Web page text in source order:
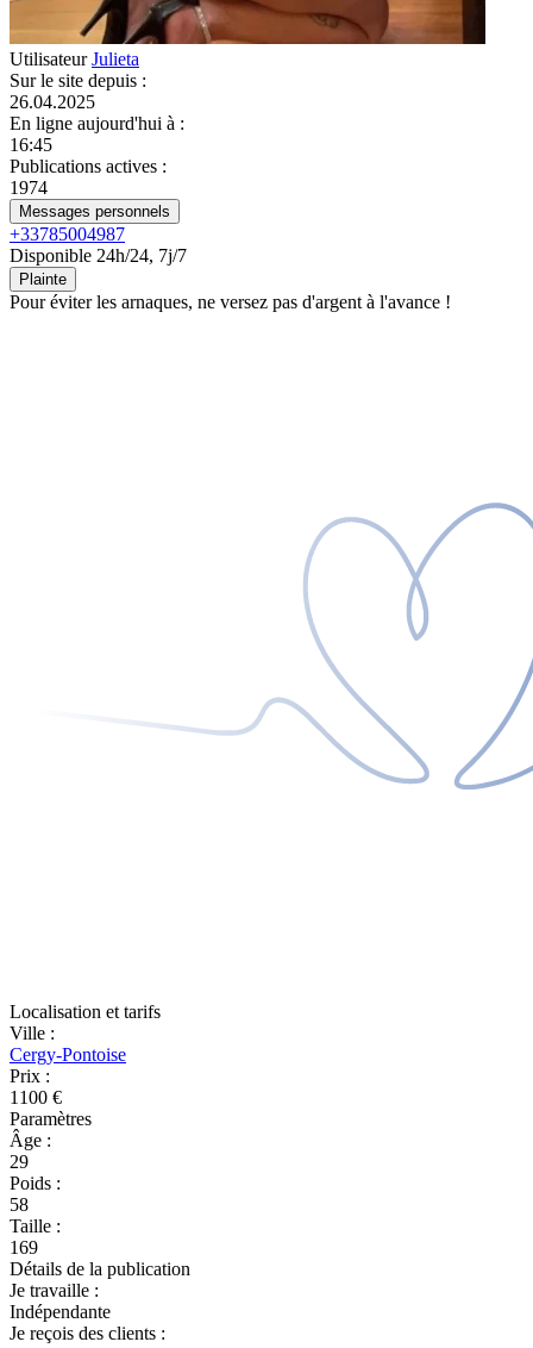
UtilisateurJulieta
Sur le site depuis :
26.04.2025
En ligne aujourd'hui à :
16:45
Publications actives :
1974
Messages personnels
+33785004987
Disponible 24h/24, 7j/7
Plainte
Pour éviter les arnaques, ne versez pas d'argent à l'avance !
Localisation et tarifs
Ville :
Cergy-Pontoise
Prix :
1100 €
Paramètres
Âge :
29
Poids :
58
Taille :
169
Détails de la publication
Je travaille :
Indépendante
Je reçois des clients :